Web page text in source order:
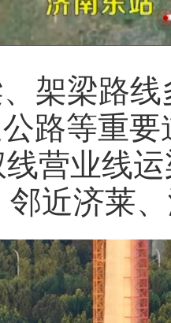
架梁路
路等重
营业线
近济莱